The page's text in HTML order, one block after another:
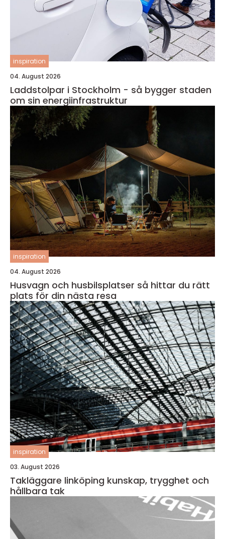
inspiration
04. August 2026
Laddstolpar i Stockholm - så bygger staden
om sin energiinfrastruktur
inspiration
04. August 2026
Husvagn och husbilsplatser så hittar du rätt
plats för din nästa resa
inspiration
03. August 2026
Takläggare linköping kunskap, trygghet och
hållbara tak